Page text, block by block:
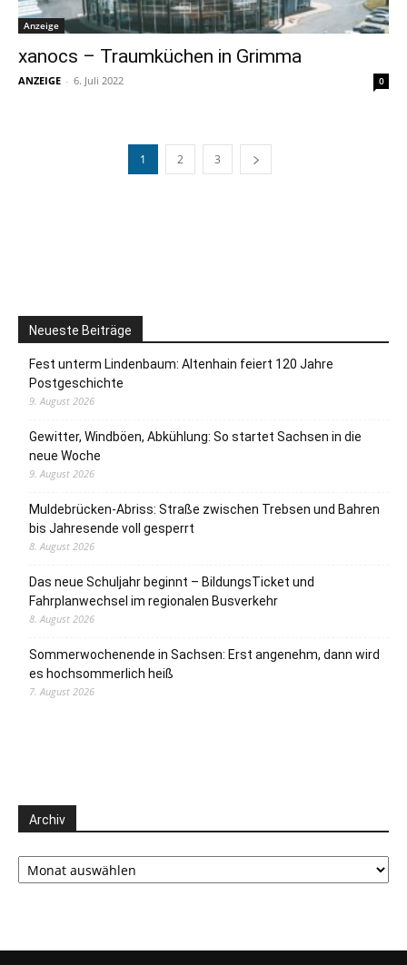
Anzeige
xanocs – Traumküchen in Grimma
ANZEIGE - 6. Juli 2022 0
1 2 3
Neueste Beiträge
Fest unterm Lindenbaum: Altenhain feiert 120 Jahre
Postgeschichte
9. August 2026
Gewitter, Windböen, Abkühlung: So startet Sachsen in die
neue Woche
9. August 2026
Muldebrücken-Abriss: Straße zwischen Trebsen und Bahren
bis Jahresende voll gesperrt
8. August 2026
Das neue Schuljahr beginnt – BildungsTicket und
Fahrplanwechsel im regionalen Busverkehr
8. August 2026
Sommerwochenende in Sachsen: Erst angenehm, dann wird
es hochsommerlich heiß
7. August 2026
Archiv
Archiv